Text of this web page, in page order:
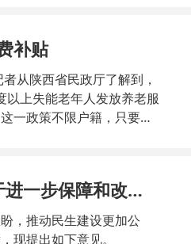
定位、运行机制等建设管
补贴
从陕西省民政厅了解到，
上失能老年人发放养老服
一政策不限户籍，只要长
中度以上失能老年人发放
中共中央办公厅 国务院办公厅 关于进一步保障和改善民生 着力解决群众急难愁盼的意见
，推动民生建设更加公
现提出如下意见。